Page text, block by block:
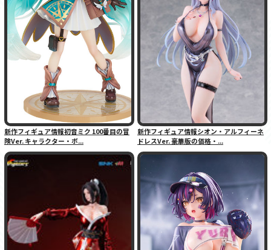
新作フィギュア情報初音ミク 100番目の冒
険Ver. キャラクター・ボ...
新作フィギュア情報シオン・アルフィーネ
ドレスVer. 豪華版の価格・...